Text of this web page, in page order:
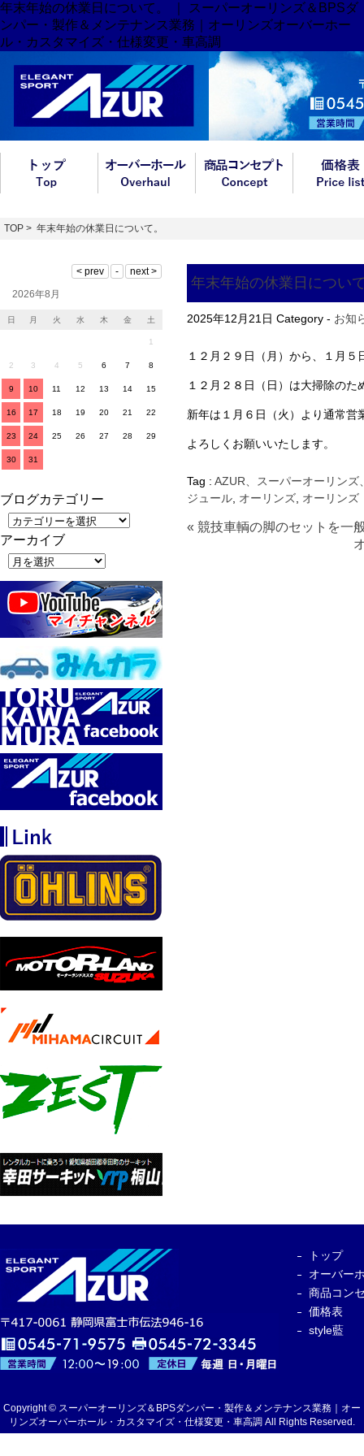
年末年始の休業日について。 ｜ スーパーオーリンズ＆BPSダ
ンパー・製作＆メンテナンス業務｜オーリンズオーバーホー
ル・カスタマイズ・仕様変更・車高調
TOP > 年末年始の休業日について。
年末年始の休業日につい
2025年12月21日 Category - お知
１２月２９日（月）から、１月
１２月２８日（日）は大掃除の
新年は１月６日（火）より通常営
よろしくお願いいたします。
Tag : AZUR、スーパーオーリンズ
ジュール オーリンズ オーリンズ
« 競技車輌の脚のセットを一
2026年8月
日 月 火 水 木 金 土
1
2 3 4 5 6 7 8
9 10 11 12 13 14 15
16 17 18 19 20 21 22
23 24 25 26 27 28 29
30 31
ブログカテゴリー
アーカイブ
トップ
オーバー
商品コン
価格表
style藍
Copyright © スーパーオーリンズ＆BPSダンパー・製作＆メンテナンス業務｜オー
リンズオーバーホール・カスタマイズ・仕様変更・車高調 All Rights Reserved.